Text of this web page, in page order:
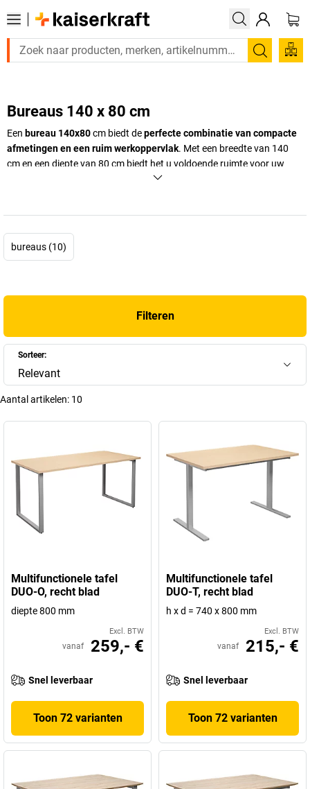
Zoeken
Bureaus 140 x 80 cm
Een bureau 140x80cm biedt deperfecte combinatie van compacte
afmetingen en een ruim werkoppervlak. Met een breedte van 140
cm en een diepte van 80 cm biedt het u voldoende ruimte voor uw
computer, documenten en accessoires, zonder te veel ruimte in te
model met vier poten, een strak C-onderstel of een minimalistisch
design – elk bureau combineert functionaliteit met eenverzorgde
uitstraling
biedt u extra opbergruimte en helpt u om uw werkplek perfect op orde
bureaus (10)
Filteren
Sorteer:
Relevant
Aantal artikelen: 10
Multifunctionele tafel
DUO-O, recht blad
diepte 800 mm
Excl. BTW
vanaf 259,- €
Snel leverbaar
Toon 72 varianten
Multifunctionele tafel
DUO-T, recht blad
h x d = 740 x 800 mm
Excl. BTW
vanaf 215,- €
Snel leverbaar
Toon 72 varianten